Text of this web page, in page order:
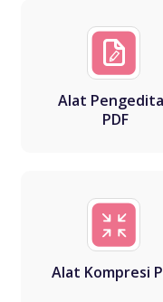
Alat
PDF
Alat Kompresi